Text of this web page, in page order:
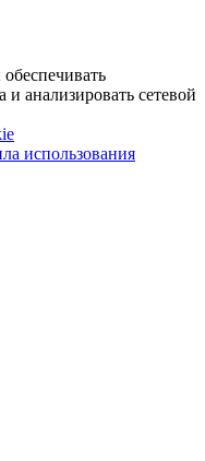
анализировать сетевой
использования